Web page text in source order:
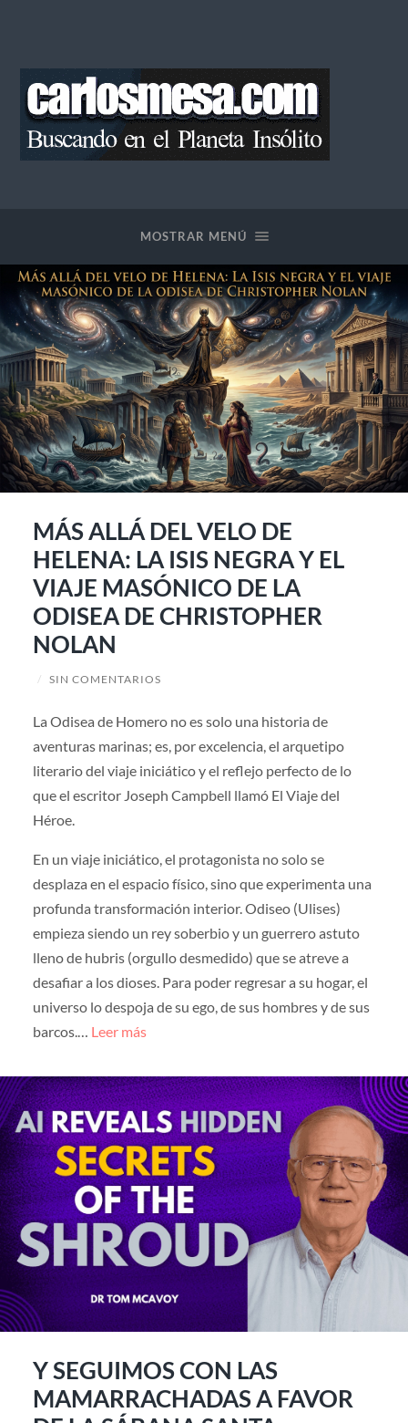
MOSTRAR MENÚ
MÁS ALLÁ DEL VELO DE
HELENA: LA ISIS NEGRA Y EL
VIAJE MASÓNICO DE LA
ODISEA DE CHRISTOPHER
NOLAN
/ SIN COMENTARIOS
La Odisea de Homero no es solo una historia de
aventuras marinas; es, por excelencia, el arquetipo
literario del viaje iniciático y el reflejo perfecto de lo
que el escritor Joseph Campbell llamó El Viaje del
Héroe.
En un viaje iniciático, el protagonista no solo se
desplaza en el espacio físico, sino que experimenta una
profunda transformación interior. Odiseo (Ulises)
empieza siendo un rey soberbio y un guerrero astuto
lleno de hubris (orgullo desmedido) que se atreve a
desafiar a los dioses. Para poder regresar a su hogar, el
universo lo despoja de su ego, de sus hombres y de sus
barcos.… Leer más
Y SEGUIMOS CON LAS
MAMARRACHADAS A FAVOR